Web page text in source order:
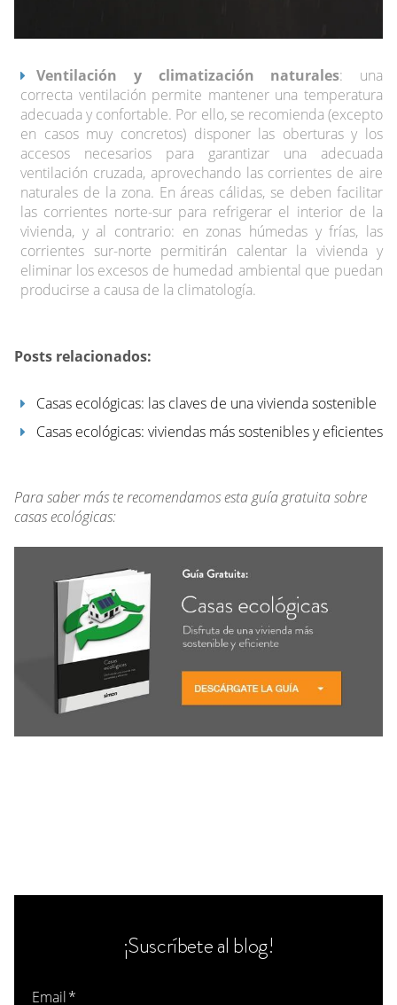
Ventilación y climatización naturales: una
correcta ventilación permite mantener una temperatura
adecuada y confortable. Por ello, se recomienda (excepto
en casos muy concretos) disponer las oberturas y los
accesos necesarios para garantizar una adecuada
ventilación cruzada, aprovechando las corrientes de aire
naturales de la zona. En áreas cálidas, se deben facilitar
las corrientes norte-sur para refrigerar el interior de la
vivienda, y al contrario: en zonas húmedas y frías, las
corrientes sur-norte permitirán calentar la vivienda y
eliminar los excesos de humedad ambiental que puedan
producirse a causa de la climatología.
Posts relacionados:
Casas ecológicas: las claves de una vivienda sostenible
Casas ecológicas: viviendas más sostenibles y eficientes
Para saber más te recomendamos esta guía gratuita sobre
casas ecológicas:
¡Suscríbete al blog!
Email*